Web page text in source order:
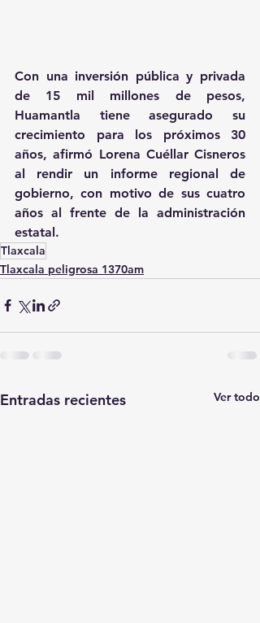
Con una inversión pública y privada
de 15 mil millones de pesos,
Huamantla tiene asegurado su
crecimiento para los próximos 30
años, afirmó Lorena Cuéllar Cisneros
al rendir un informe regional de
gobierno, con motivo de sus cuatro
años al frente de la administración
estatal.
Tlaxcala
Tlaxcala peligrosa 1370am
Entradas recientes Ver todo